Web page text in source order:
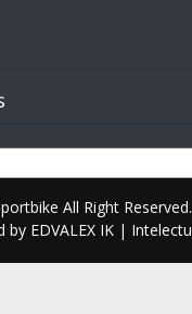
All Right Reserved.
by EDVALEX IK |